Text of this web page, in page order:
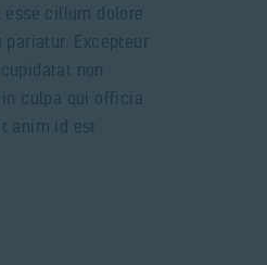
cillum dolore
Excepteur
non
culpa qui officia
anim id est